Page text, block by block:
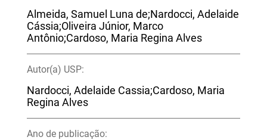
Almeida, Samuel Luna de;Nardocci, Adelaide
Cássia;Oliveira Júnior, Marco
Antônio;Cardoso, Maria Regina Alves
Autor(a) USP:
Nardocci, Adelaide Cassia;Cardoso, Maria
Regina Alves
Ano de publicação: